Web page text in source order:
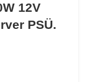
12V
PSÜ.